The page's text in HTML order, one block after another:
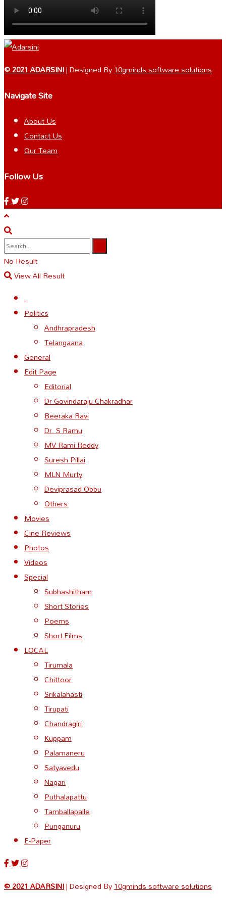
© 2021 ADARSINI| Designed By10gminds software solutions
Navigate Site
About Us
Contact Us
Our Team
Follow Us
No Result
View All Result
.
Politics
Andhrapradesh
Telangaana
General
Edit Page
Editorial
Dr Govindaraju Chakradhar
Beeraka Ravi
Dr. S Ramu
MV Rami Reddy
Suresh Pillai
MLN Murty
Deviprasad Obbu
Others
Movies
Cine Reviews
Photos
Videos
Special
Subhashitham
Short Stories
Poems
Short Films
LOCAL
Tirumala
Chittoor
Srikalahasti
Tirupati
Chandragiri
Kuppam
Palamaneru
Satyavedu
Nagari
Puthalapattu
Tamballapalle
Punganuru
E-Paper
© 2021 ADARSINI| Designed By10gminds software solutions